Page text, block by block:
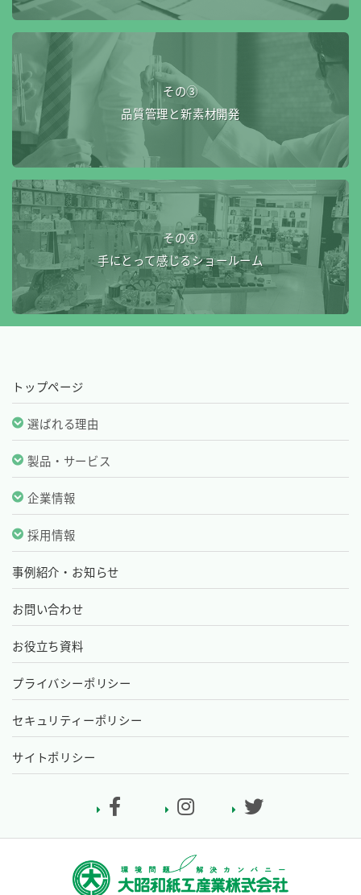
その③
品質管理と新素材開発
その④
手にとって感じるショールーム
トップページ
選ばれる理由
製品・サービス
企業情報
採用情報
事例紹介・お知らせ
お問い合わせ
お役立ち資料
プライバシーポリシー
セキュリティーポリシー
サイトポリシー